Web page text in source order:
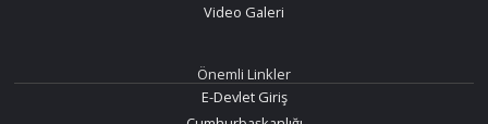
Video Galeri
Önemli Linkler
E-Devlet Giriş